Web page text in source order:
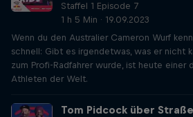
Staffel 1 Episode 7
1 h 5 Min · 19.09.2023
Wenn du den Australier Cameron Wurf
schnell: Gibt es irgendetwas, was er nicht
zum Profi-Radfahrer wurde, ist heute einer
Athleten der Welt.
Tom Pidcock über